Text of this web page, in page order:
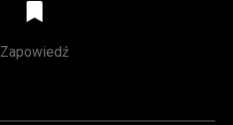
Zapowiedź